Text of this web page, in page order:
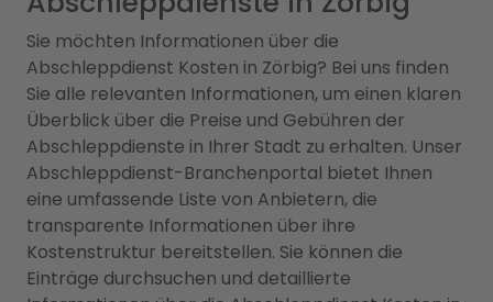
Sie möchten Informationen über die
Abschleppdienst Kosten in Zörbig? Bei uns finden
Sie alle relevanten Informationen, um einen klaren
Überblick über die Preise und Gebühren der
Abschleppdienste in Ihrer Stadt zu erhalten. Unser
Abschleppdienst-Branchenportal bietet Ihnen
eine umfassende Liste von Anbietern, die
transparente Informationen über ihre
Kostenstruktur bereitstellen. Sie können die
Einträge durchsuchen und detaillierte